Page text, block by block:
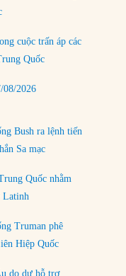
tranh Iran?
cuộc trấn áp các
Quốc
08/2026
Bush ra lệnh tiến
Sa mạc
Quốc nhằm
Latinh
Truman phê
Hiệp Quốc
do dự hỗ trợ